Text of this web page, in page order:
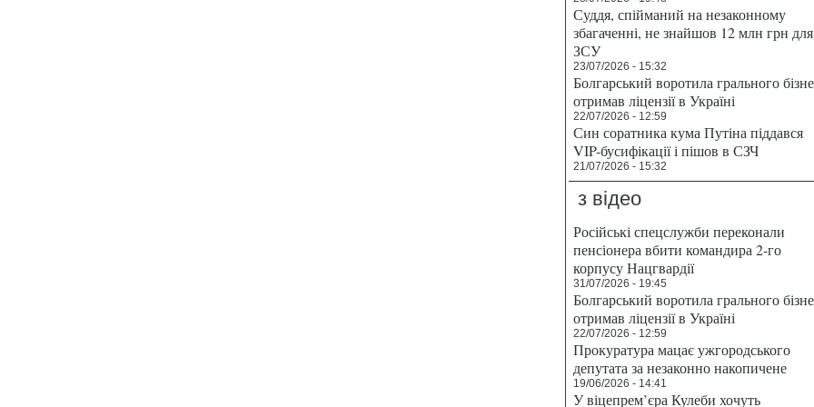
Суддя, спійманий на незаконному
збагаченні, не знайшов 12 млн грн для
ЗСУ
23/07/2026 - 15:32
Болгарський воротила грального
отримав ліцензії в Україні
22/07/2026 - 12:59
Син соратника кума Путіна піддався
VIP-бусифікації і пішов в СЗЧ
21/07/2026 - 15:32
з відео
Російські спецслужби переконали
пенсіонера вбити командира 2-го
корпусу Нацгвардії
31/07/2026 - 19:45
Болгарський воротила грального
отримав ліцензії в Україні
22/07/2026 - 12:59
Прокуратура мацає ужгородського
депутата за незаконно накопичене
19/06/2026 - 14:41
У віцепрем’єра Кулеби хочуть